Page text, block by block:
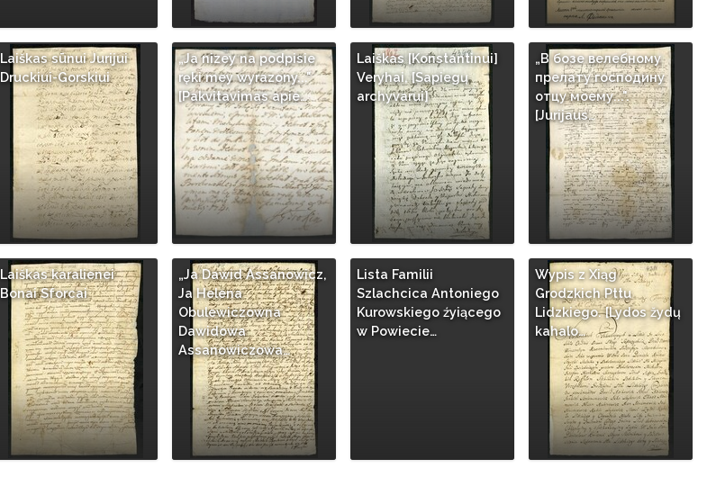
Laiškas sūnui Jurijui
Druckiui-Gorskiui
„Ja nizey na podpisie
ręki mey wyrazony..."
[Pakvitavimas apie…
Laiškas [Konstantinui]
Veryhai, [Sapiegų
archyvarui]
„В бозе велебному
прелату господину
отцу моему...".
[Jurijaus…
Laiškas karalienei
Bonai Sforcai
„Ja Dawid Assanowicz,
Ja Helena
Obulewiczowna
Dawidowa
Assanowiczowa…
Lista Familii
Szlachcica Antoniego
Kurowskiego źyiącego
w Powiecie…
Wypis z Xiąg
Grodzkich Pttu
Lidzkiego. [Lydos žydų
kahalo…